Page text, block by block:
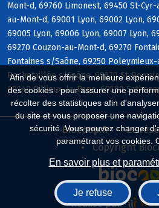
Afin de vous offrir la meilleure
des cookies : pour assurer une
récolter des statistiques afin
du site et vous proposer une
sécurité. Vous pouvez changer
paramétrant vos cookies.
En savoir plus et
Je refuse
Mont-d, 69760 Limonest, 69450 St-
au-Mont-d, 69001 Lyon, 69002 Lyon,
69005 Lyon, 69006 Lyon, 69007 Lyon,
69270 Couzon-au-Mont-d, 69270
Fontaines s/Saône, 69250
Rochetaillée s/Saône, 69270 St-
69140 Rillieux-la-Pape, 69580
Biocoop.fr
Le
Copyright
Réalisé par